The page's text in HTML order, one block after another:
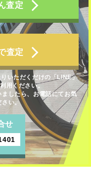
査定
査定
いただくだけの「LINE」
用ください。
したら、お電話にてお気
さい。
せ